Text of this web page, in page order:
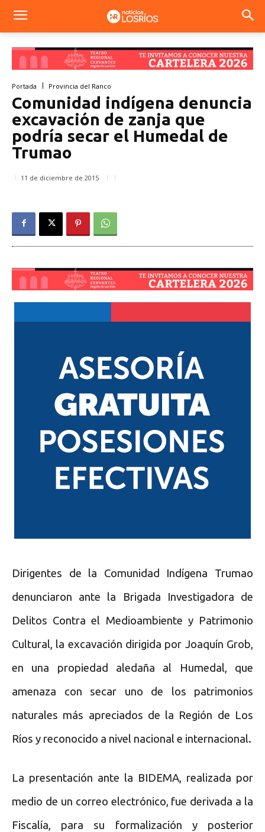
Portada Provincia del Ranco
Comunidad indígena denuncia
excavación de zanja que
podría secar el Humedal de
Trumao
11 de diciembre de 2015
Dirigentes de la Comunidad Indígena Trumao
denunciaron ante la Brigada Investigadora de
Delitos Contra el Medioambiente y Patrimonio
Cultural, la excavación dirigida por Joaquín Grob,
en una propiedad aledaña al Humedal, que
amenaza con secar uno de los patrimonios
naturales más apreciados de la Región de Los
Ríos y reconocido a nivel nacional e internacional.
La presentación ante la BIDEMA, realizada por
medio de un correo electrónico, fue derivada a la
Fiscalía, para su formalización y posterior